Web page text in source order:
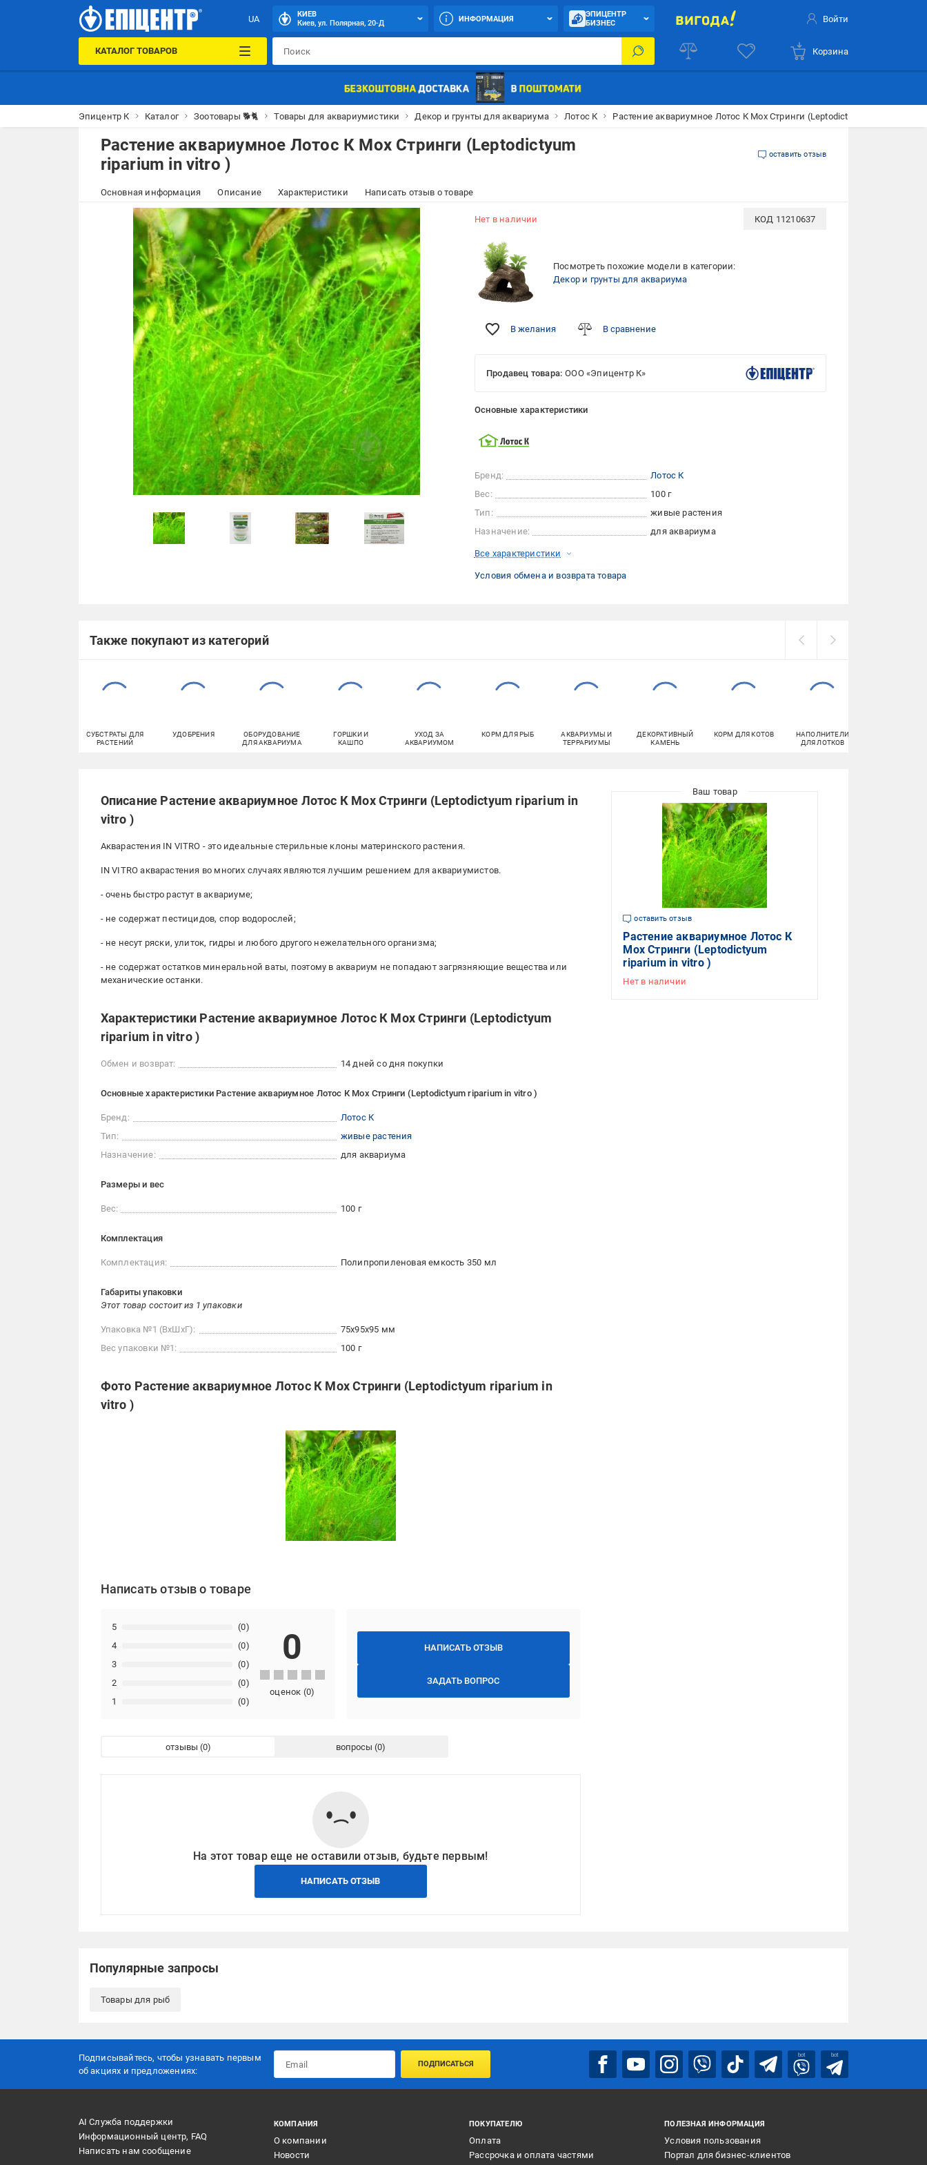
UA
КИЕВ
Киев, ул. Полярная, 20-Д
ИНФОРМАЦИЯ
ЭПИЦЕНТР
БИЗНЕС
Войти
КАТАЛОГ ТОВАРОВ Корзина
Эпицентр К Каталог Зоотовары 🐕🐈 Товары для аквариумистики Декор и грунты для аквариума Лотос К Растение аквариумное Лотос К Мох Стринги (Leptodictyum riparium in
Растение аквариумное Лотос К Мох Стринги (Leptodictyum
riparium in vitro )
оставить отзыв
Основная информация Описание Характеристики Написать отзыв о товаре
Нет в наличии КОД 11210637
Посмотреть похожие модели в категории:
Декор и грунты для аквариума
В желания В сравнение
Продавец товара: ООО «Эпицентр К»
Основные характеристики
Бренд:
Лотос К
Вес:
100 г
Тип:
живые растения
Назначение:
для аквариума
Все характеристики
Условия обмена и возврата товара
Также покупают из категорий
СУБСТРАТЫ ДЛЯ
РАСТЕНИЙ
УДОБРЕНИЯ
ОБОРУДОВАНИЕ
ДЛЯ АКВАРИУМА
ГОРШКИ И
КАШПО
УХОД ЗА
АКВАРИУМОМ
КОРМ ДЛЯ РЫБ
АКВАРИУМЫ И
ТЕРРАРИУМЫ
ДЕКОРАТИВНЫЙ
КАМЕНЬ
КОРМ ДЛЯ КОТОВ
НАПОЛНИТЕЛИ
ДЛЯ ЛОТКОВ
Описание Растение аквариумное Лотос К Мох Стринги (Leptodictyum riparium in
vitro )
Акварастения IN VITRO - это идеальные стерильные клоны материнского растения.
IN VITRO акварастения во многих случаях являются лучшим решением для аквариумистов.
- очень быстро растут в аквариуме;
- не содержат пестицидов, спор водорослей;
- не несут ряски, улиток, гидры и любого другого нежелательного организма;
- не содержат остатков минеральной ваты, поэтому в аквариум не попадают загрязняющие вещества или
механические останки.
Характеристики Растение аквариумное Лотос К Мох Стринги (Leptodictyum
riparium in vitro )
Обмен и возврат: 14 дней со дня покупки
Основные характеристики Растение аквариумное Лотос К Мох Стринги (Leptodictyum riparium in vitro )
Бренд:
Лотос К
Тип:
живые растения
Назначение:
для аквариума
Размеры и вес
Вес: 100 г
Комплектация
Комплектация: Полипропиленовая емкость 350 мл
Габариты упаковки
Этот товар состоит из 1 упаковки
Упаковка №1 (ВхШхГ):
75x95x95 мм
Вес упаковки №1:
100 г
Фото Растение аквариумное Лотос К Мох Стринги (Leptodictyum riparium in
vitro )
Написать отзыв о товаре
НАПИСАТЬ ОТЗЫВ
ЗАДАТЬ ВОПРОС
1 (0)
2 (0)
3 (0)
4 (0)
5 (0)
0
оценок (0)
отзывы вопросы
На этот товар еще не оставили отзыв, будьте первым!
НАПИСАТЬ ОТЗЫВ
оставить отзыв
Растение аквариумное Лотос К
Мох Стринги (Leptodictyum
riparium in vitro )
Нет в наличии
Популярные запросы
Товары для рыб
Подписывайтесь, чтобы узнавать первым
об акцияx и предложениях:
ПОДПИСАТЬСЯ
bot bot
AI Служба поддержки
Информационный центр, FAQ
Написать нам сообщение
КОМПАНИЯ
О компании
Новости
ПОКУПАТЕЛЮ
Оплата
Рассрочка и оплата частями
ПОЛЕЗНАЯ ИНФОРМАЦИЯ
Условия пользования
Портал для бизнес-клиентов